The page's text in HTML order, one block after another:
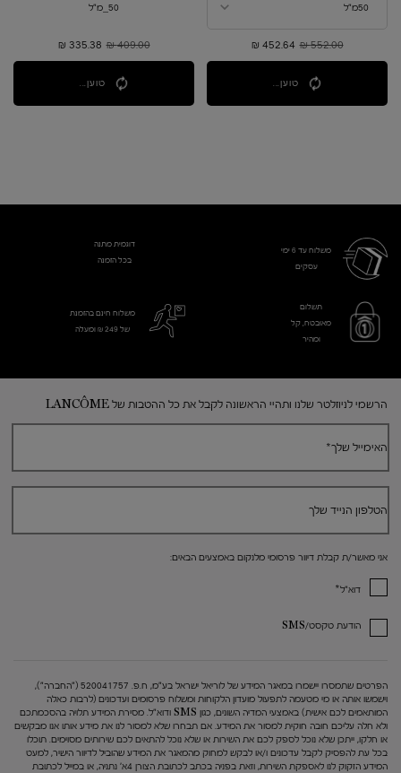
מחיר קודם
552.00 ₪ מחיר חדש
452.64 ₪
טוען...
50_מ"ל
מחיר קודם
409.00 ₪ מחיר חדש
335.38 ₪
טוען...
משלוח עד 6 ימי
עסקים​
דוגמית מתנה
בכל הזמנה
תשלום
מאובטח, קל
ומהיר
משלוח חינם בהזמנת
של 249 ₪ ומעלה
הרשמי לניוזלטר שלנו ותהיי הראשונה לקבל את כל ההטבות של LANCÔME
האימייל שלך*
הטלפון הנייד שלך
אני מאשר/ת קבלת דיוור פרסומי מלנקום באמצעים הבאים:
דוא"ל*
הודעת טקסט/SMS
הפרטים שתמסרו יישמרו במאגר המידע של לוריאל ישראל בע"מ, ח.פ. 520041757 ("החברה"),
וישמשו אותה או מי מטעמה לתפעול מועדון הלקוחות ומשלוח פרסומים ועדכונים (לרבות כאלה
המותאמים לכם אישית) באמצעי המדיה השונים, כגון SMS ודוא"ל. מסירת המידע תלויה בהסכמתכם
ולא חלה עליכם חובה חוקית למסור את המידע. אם תבחרו שלא למסור לנו את מידע אותו אנו מבקשים
או חלקו, ייתכן שלא נוכל לספק לכם את השירות או שלא נוכל להתאים לכם שירותים מסוימים. תוכלו
בכל עת להפסיק לקבל עדכונים ו/או לבקש למחוק מהמאגר את המידע שהוביל לדיוור הישיר, למעט
המידע הזקוק לנו לאספקת השירות, וזאת בפניה בכתב לכתובת הצורן 4א' נתניה, או במייל לכתובת